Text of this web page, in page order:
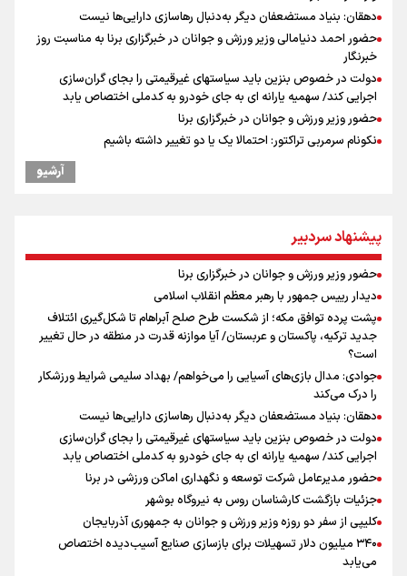
دهقان: بنیاد مستضعفان دیگر به‌دنبال رهاسازی دارایی‌ها نیست
حضور احمد دنیامالی وزیر ورزش و جوانان در خبرگزاری برنا به مناسبت روز
خبرنگار
دولت در خصوص بنزین باید سیاستهای غیرقیمتی را بجای گران‌سازی
اجرایی کند/ سهمیه یارانه ای به جای خودرو به کدملی اختصاص یابد
حضور وزیر ورزش و جوانان در خبرگزاری برنا
نکونام سرمربی تراکتور: احتمالا یک یا دو تغییر داشته باشیم
توافق تراکتور و ربیعی برای جدایی؛ نکونام در آستانه هدایت پرشورها
کریمی در خصوص شایعات عدم اجازه مربیگری نکونام: هر کسی گفته نظر
از چتر هسته‌ای پاکستان تا نفوذ ترکیه/ توافق مکه چگونه کمربند امنیتی
عربستان را تقویت می‌کند؟
مجرد در کشور داریم
پاسخ منفی مجیدی، نکونام را سرمربی کرد؛ ماجرای عجیب نیمکت تراکتور
بازدهی اوراق دولتی در آستانه ۴۰ درصد/ سیگنال هشدار به بازار پول و
سرمایه
آرشیو
پیشنهاد سردبیر
حضور وزیر ورزش و جوانان در خبرگزاری برنا
دیدار رییس جمهور با رهبر معظم انقلاب اسلامی
پشت پرده توافق مکه؛ از شکست طرح صلح آبراهام تا شکل‌گیری ائتلاف
جدید ترکیه، پاکستان و عربستان/ آیا موازنه قدرت در منطقه در حال تغییر
است؟
جوادی: مدال بازی‌های آسیایی را می‌خواهم/ بهداد سلیمی شرایط ورزشکار
را درک می‌کند
دهقان: بنیاد مستضعفان دیگر به‌دنبال رهاسازی دارایی‌ها نیست
دولت در خصوص بنزین باید سیاستهای غیرقیمتی را بجای گران‌سازی
اجرایی کند/ سهمیه یارانه ای به جای خودرو به کدملی اختصاص یابد
حضور مدیرعامل شرکت توسعه و نگهداری اماکن ورزشی در برنا
جزئیات بازگشت کارشناسان روس به نیروگاه بوشهر
کلیپی از سفر دو روزه وزیر ورزش و جوانان به جمهوری آذربایجان
۳۴۰ میلیون دلار تسهیلات برای بازسازی صنایع آسیب‌دیده اختصاص
می‌یابد